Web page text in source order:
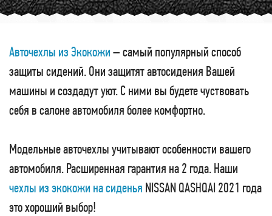
Авточехлы из Экокожи– самый популярный способ
защиты сидений. Они защитят автосидения Вашей
машины и создадут уют. С ними вы будете чуствовать
себя в салоне автомобиля более комфортно.
Модельные авточехлы учитывают особенности вашего
автомобиля. Расширенная гарантия на 2 года. Наши
чехлы из экокожи на сиденья NISSAN QASHQAI 2021 года
это хороший выбор!